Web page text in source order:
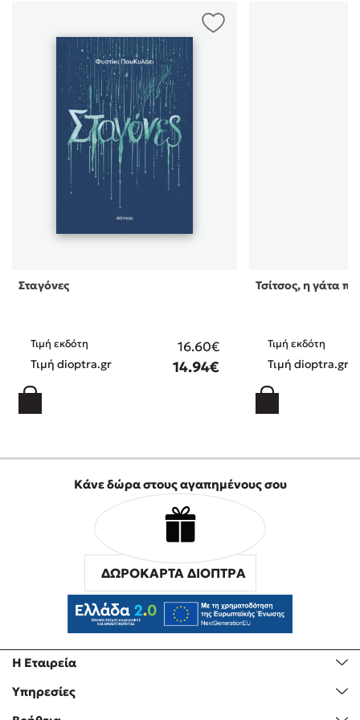
Σταγόνες
Τιμή εκδότη 16.60€
Τιμή dioptra.gr 14.94€
Τσίτσος, η γάτα
Τιμή εκδότη
Τιμή dioptra.gr
Η Εταιρεία
Υπηρεσίες
Κάνε δώρα στους αγαπημένους σου
ΔΩΡΟΚΑΡΤΑ ΔΙΟΠΤΡΑ